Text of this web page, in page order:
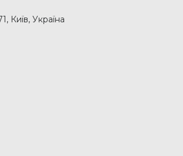
Київ, Україна